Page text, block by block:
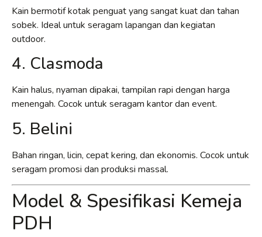
Kain bermotif kotak penguat yang sangat kuat dan tahan
sobek. Ideal untuk seragam lapangan dan kegiatan
outdoor.
4. Clasmoda
Kain halus, nyaman dipakai, tampilan rapi dengan harga
menengah. Cocok untuk seragam kantor dan event.
5. Belini
Bahan ringan, licin, cepat kering, dan ekonomis. Cocok untuk
seragam promosi dan produksi massal.
Model & Spesifikasi Kemeja
PDH